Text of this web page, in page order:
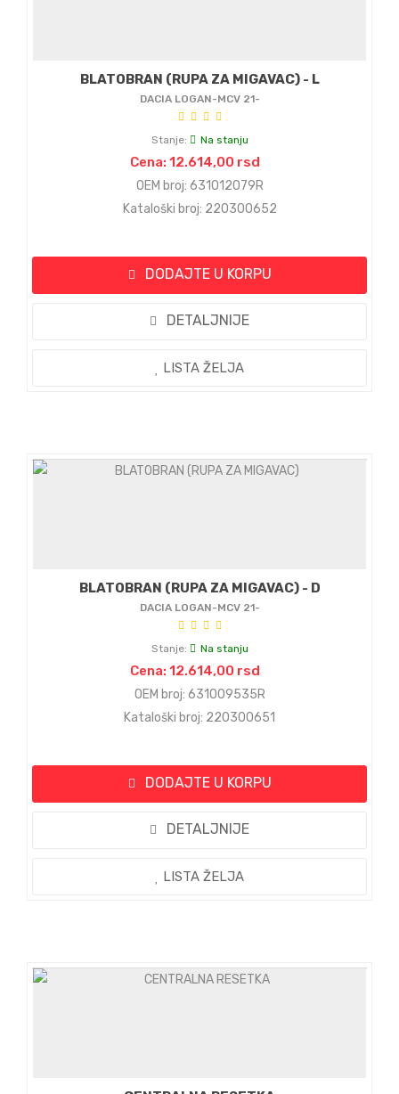
BLATOBRAN (RUPA ZA MIGAVAC) - L
DACIA LOGAN-MCV 21-
Stanje: Na stanju
Cena: 12.614,00 rsd
OEM broj: 631012079R
Kataloški broj: 220300652
DODAJTE U KORPU
DETALJNIJE
LISTA ŽELJA
BLATOBRAN (RUPA ZA MIGAVAC) - D
DACIA LOGAN-MCV 21-
Stanje: Na stanju
Cena: 12.614,00 rsd
OEM broj: 631009535R
Kataloški broj: 220300651
DODAJTE U KORPU
DETALJNIJE
LISTA ŽELJA